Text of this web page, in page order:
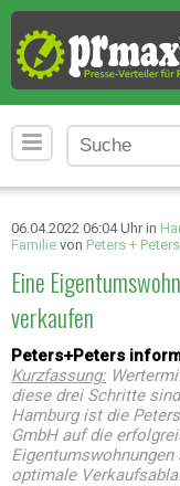
06.04.2022 06:04 Uhr in
Familie von Peters +
Eine
verkaufen
Peters+Peters
Kurzfassung:
diese drei Schritte
Hamburg ist die
GmbH auf die
optimale